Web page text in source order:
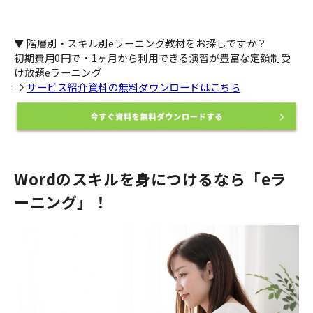
▼ 階層別・スキル別eラーニング教材をお探しですか？
初期費用0円で・1ヶ月から利用できる演習が豊富な定額制受
け放題eラーニング
⇒ サービス紹介資料の無料ダウンロードはこちら
Wordのスキルを身につけるなら「eラ
ーニング」！